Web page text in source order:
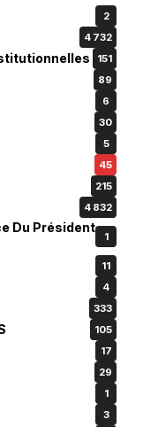
2
4 732
151
89
6
30
5
45
215
4 832
Du Président
1
11
4
333
105
17
29
1
3